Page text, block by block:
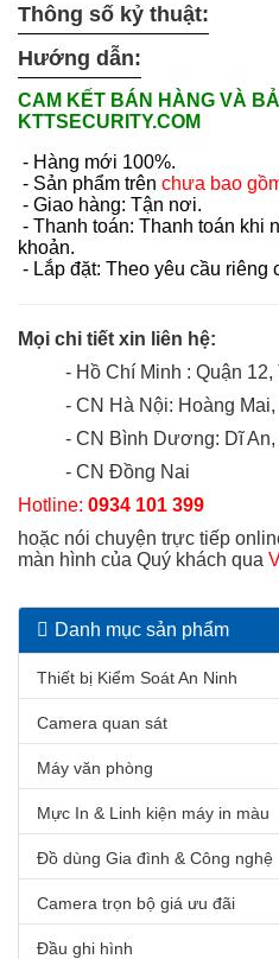
Danh mục sản phẩm
Thiết bị Kiểm Soát An Ninh
Camera quan sát
Máy văn phòng
Mực In & Linh kiện máy in màu
Đồ dùng Gia đình & Công nghệ
Camera trọn bộ giá ưu đãi
Đầu ghi hình
Thông số kỷ thuật:
Hướng dẫn:
CAM KẾT BÁN HÀNG VÀ
KTTSECURITY.COM
- Hàng mới 100%.
- Sản phẩm trên chưa bao
- Giao hàng: Tận nơi.
- Thanh toán: Thanh toán khi
khoản.
- Lắp đặt: Theo yêu cầu riêng
Mọi chi tiết xin liên hệ:
- Hồ Chí Minh : Quận 12,
- CN Hà Nội: Hoàng
- CN Bình Dương: Dĩ
- CN Đồng Nai
Hotline: 0934 101 399
hoặc nói chuyện trực tiếp
màn hình của Quý khách qua